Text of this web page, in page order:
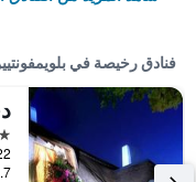
فنادق رخيصة في
3 نجوم
4.7 كيلومتر